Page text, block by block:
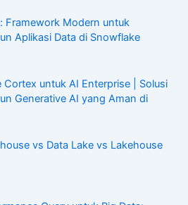
Framework Modern untuk
Aplikasi Data di Snowflake
Cortex untuk AI Enterprise | Solusi
Generative AI yang Aman di
vs Data Lake vs Lakehouse